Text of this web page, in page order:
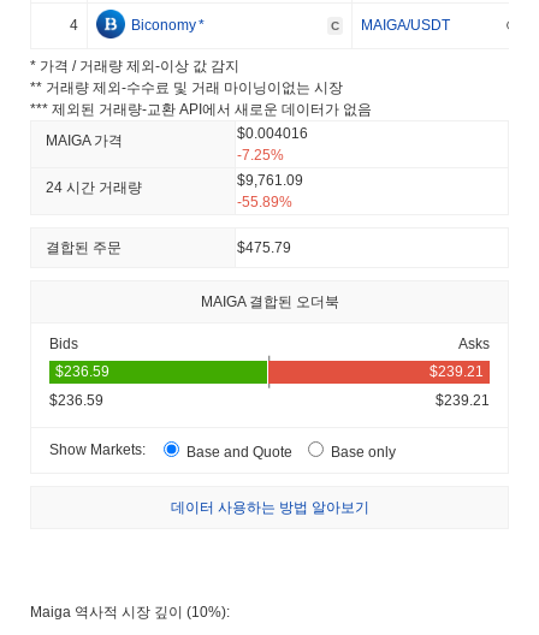
4 Biconomy* C MAIGA/USDT
* 가격 / 거래량 제외-이상 값 감지
** 거래량 제외-수수료 및 거래 마이닝이없는 시장
*** 제외된 거래량-교환 API에서 새로운 데이터가 없음
MAIGA 가격
$0.004016
-7.25%
24 시간 거래량
$9,761.09
-55.89%
결합된 주문 $475.79
MAIGA 결합된 오더북
Bids Asks
$236.59 $239.21
Show Markets: Base and Quote Base only
데이터 사용하는 방법 알아보기
Maiga 역사적 시장 깊이 (10%):